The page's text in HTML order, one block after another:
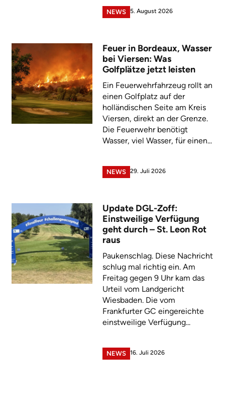
NEWS 5. August 2026
Feuer in Bordeaux, Wasser
bei Viersen: Was
Golfplätze jetzt leisten
Ein Feuerwehrfahrzeug rollt an
einen Golfplatz auf der
holländischen Seite am Kreis
Viersen, direkt an der Grenze.
Die Feuerwehr benötigt
Wasser, viel Wasser, für einen...
NEWS 29. Juli 2026
Update DGL-Zoff:
Einstweilige Verfügung
geht durch – St. Leon Rot
raus
Paukenschlag. Diese Nachricht
schlug mal richtig ein. Am
Freitag gegen 9 Uhr kam das
Urteil vom Landgericht
Wiesbaden. Die vom
Frankfurter GC eingereichte
einstweilige Verfügung...
NEWS 16. Juli 2026